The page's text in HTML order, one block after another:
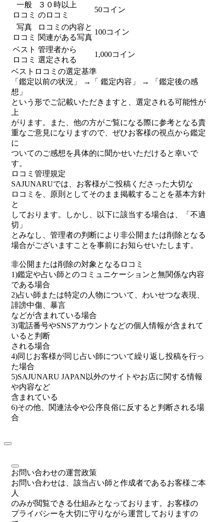
一般
ロコミ
３０時以上
のロコミ
50コイン
写真
ロコミ
ロコミの内容と
関連がある写真
100コイン
ベスト
ロコミ
管理者から
選定される
1,000コイン
ベストロコミの選定基準
「鑑定以前の状況」 →「 鑑定内容」 → 「鑑定後の感
想」
という形でご記載いただきますと、選定される可能性が
上
がります。また、他の方がご覧になる際に参考となる貴
重なご意見になりますので、ぜひお客様の視点から鑑定
に
ついてのご感想を具体的に聞かせいただけると幸いで
す。
ロコミ管理規定
SAJUNARUでは、お客様がご投稿くださった大切な
ロコミを、原則としてそのまま掲載することを基本方針
と
しております。しかし、以下に該当する場合は、「不適
切」
とみなし、管理者の判断により非公開または削除となる
場合がございますことを事前にお知らせいたします。
非公開または削除の対象となるロコミ
1)鑑定や占い師とのコミュニケーションと無関係な内容
である場合
2)占い師または特定の人物について、わいせつな表現、
誹謗中傷、暴言
などが含まれている場合
3)電話番号やSNSアカウントなどの個人情報が含まれて
いると判断
される場合
4)同じお客様が同じ占い師について繰り返し投稿を行っ
た場合
5)SAJUNARU JAPAN以外のサイトやお店に関する情報
や内容など
含まれている
6)その他、関連法令や公序良俗に反すると判断される場
合
お問い合わせの運営政策
お問い合わせは、該当占い師と作成者であるお客様ご本
人
のみが閲覧できる仕組みとなっております。お客様の
プライバシーを大切に守りながら運営しておりますの